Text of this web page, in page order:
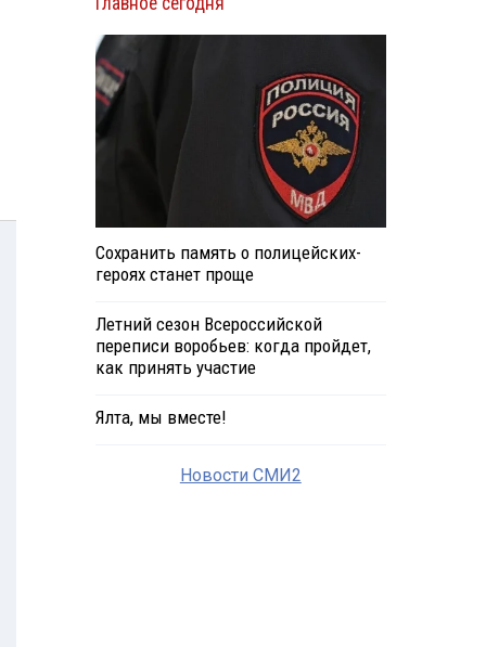
Сохранить память о полицейских-
героях станет проще
Летний сезон Всероссийской
переписи воробьев: когда пройдет,
как принять участие
Ялта, мы вместе!
Новости СМИ2